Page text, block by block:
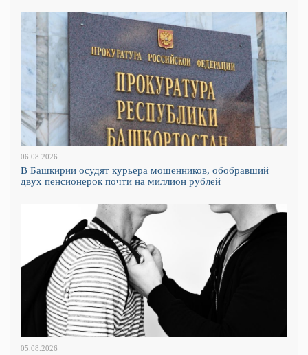
06.08.2026
В Башкирии осудят курьера мошенников, обобравший
двух пенсионерок почти на миллион рублей
05.08.2026